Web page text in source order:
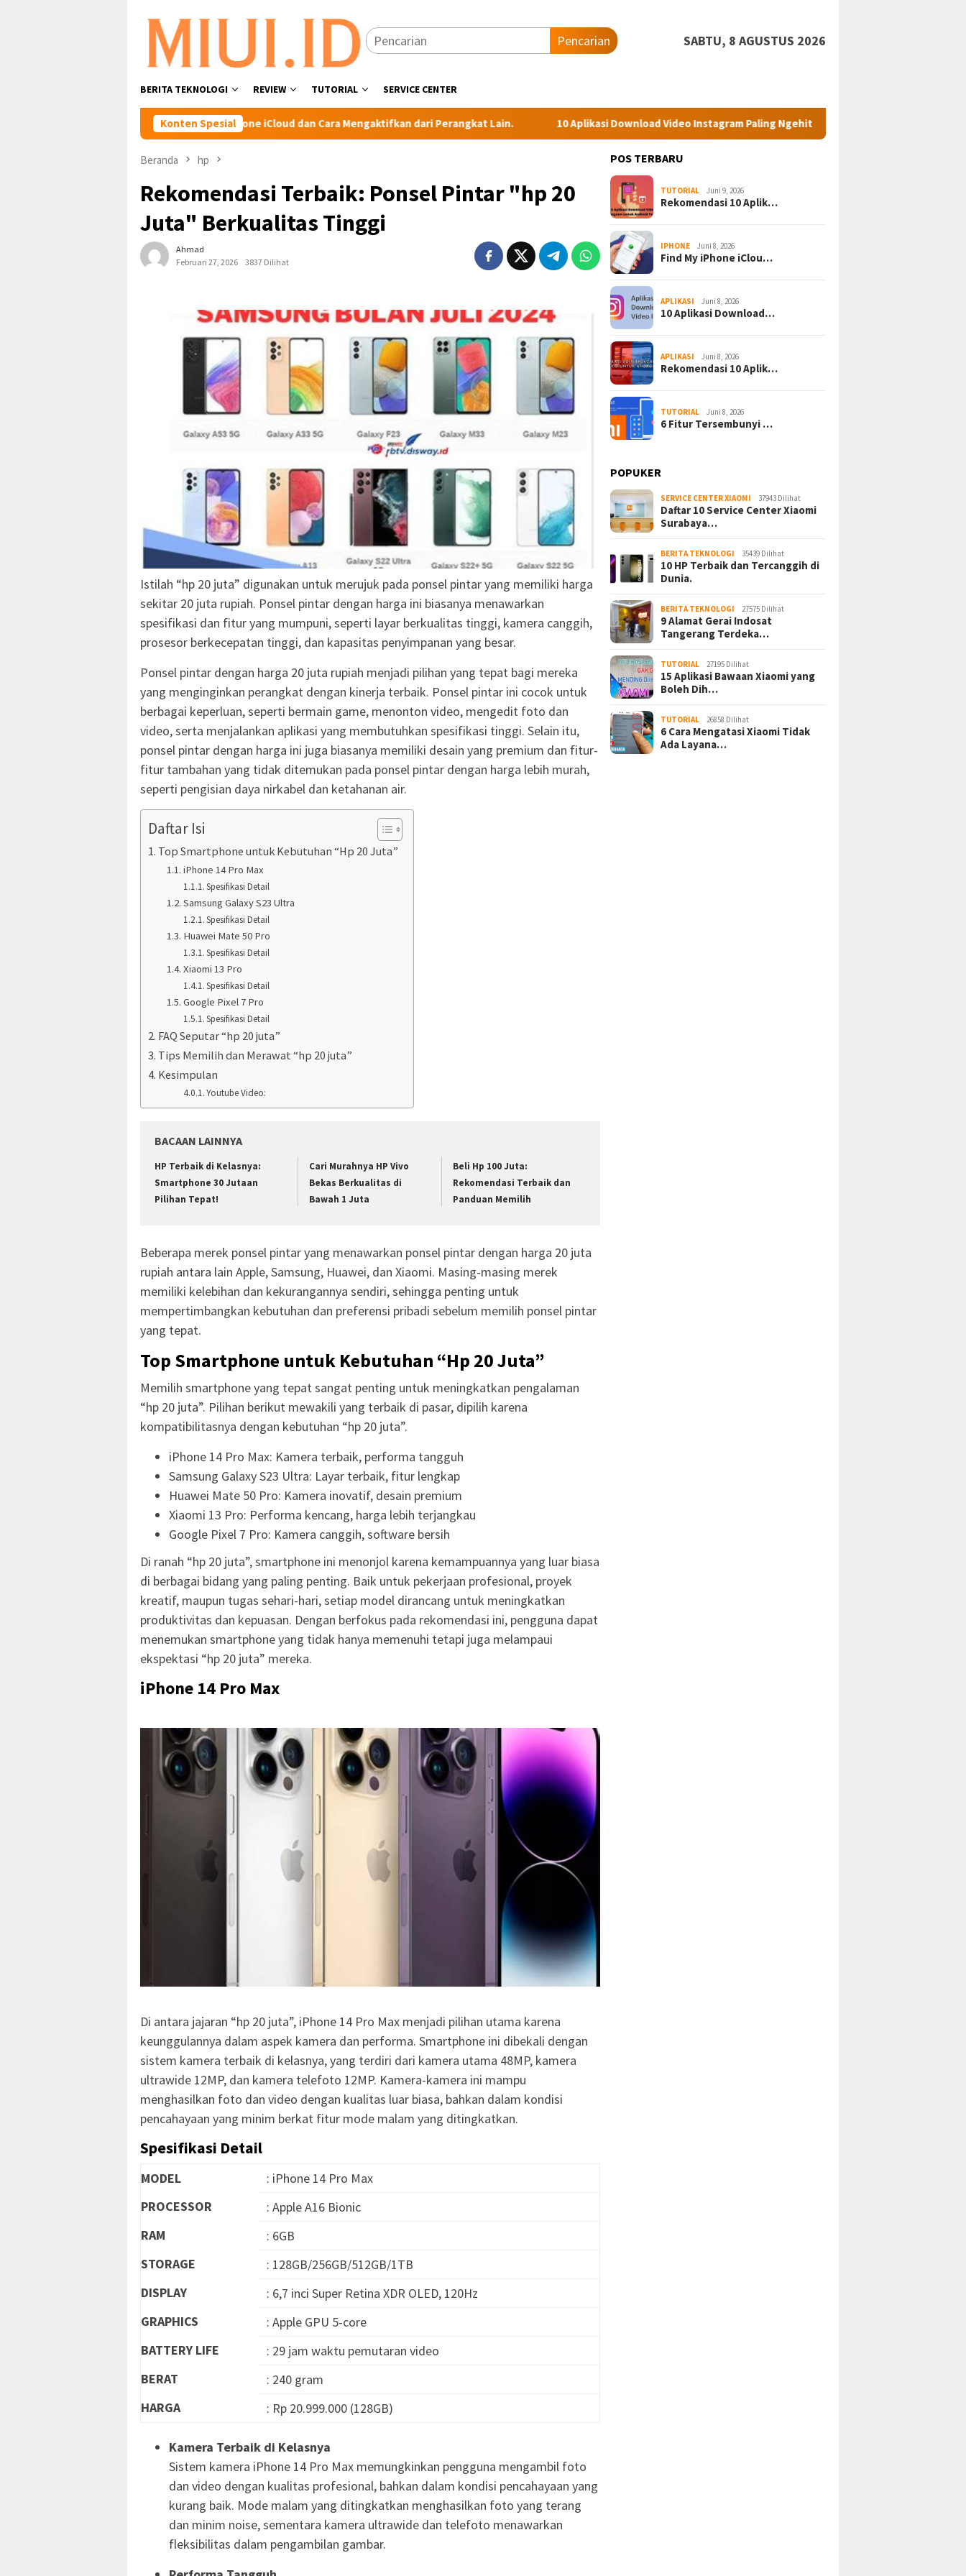
konten
Pencarian SABTU, 8 AGUSTUS 2026
BERITA TEKNOLOGI REVIEW TUTORIAL SERVICE CENTER
Konten Spesial
Find My iPhone iCloud dan Cara Mengaktifkan dari Perangkat Lain. 10 Aplikasi Download Video Instagram Paling Ngehits! Simpan Video Favoritmu Sekarang Juga!
Beranda hp
Rekomendasi Terbaik: Ponsel Pintar "hp 20
Juta" Berkualitas Tinggi
Ahmad
Februari 27, 2026
3837 Dilihat
Istilah “hp 20 juta” digunakan untuk merujuk pada ponsel pintar yang memiliki harga
sekitar 20 juta rupiah. Ponsel pintar dengan harga ini biasanya menawarkan
spesifikasi dan fitur yang mumpuni, seperti layar berkualitas tinggi, kamera canggih,
prosesor berkecepatan tinggi, dan kapasitas penyimpanan yang besar.
Ponsel pintar dengan harga 20 juta rupiah menjadi pilihan yang tepat bagi mereka
yang menginginkan perangkat dengan kinerja terbaik. Ponsel pintar ini cocok untuk
berbagai keperluan, seperti bermain game, menonton video, mengedit foto dan
video, serta menjalankan aplikasi yang membutuhkan spesifikasi tinggi. Selain itu,
ponsel pintar dengan harga ini juga biasanya memiliki desain yang premium dan fitur-
fitur tambahan yang tidak ditemukan pada ponsel pintar dengan harga lebih murah,
seperti pengisian daya nirkabel dan ketahanan air.
Daftar Isi
Top Smartphone untuk Kebutuhan “Hp 20 Juta”
iPhone 14 Pro Max
Spesifikasi Detail
Samsung Galaxy S23 Ultra
Spesifikasi Detail
Huawei Mate 50 Pro
Spesifikasi Detail
Xiaomi 13 Pro
Spesifikasi Detail
Google Pixel 7 Pro
Spesifikasi Detail
FAQ Seputar “hp 20 juta”
Tips Memilih dan Merawat “hp 20 juta”
Kesimpulan
Youtube Video:
BACAAN LAINNYA
HP Terbaik di Kelasnya:
Smartphone 30 Jutaan
Pilihan Tepat!
Cari Murahnya HP Vivo
Bekas Berkualitas di
Bawah 1 Juta
Beli Hp 100 Juta:
Rekomendasi Terbaik dan
Panduan Memilih
Beberapa merek ponsel pintar yang menawarkan ponsel pintar dengan harga 20 juta
rupiah antara lain Apple, Samsung, Huawei, dan Xiaomi. Masing-masing merek
memiliki kelebihan dan kekurangannya sendiri, sehingga penting untuk
mempertimbangkan kebutuhan dan preferensi pribadi sebelum memilih ponsel pintar
yang tepat.
Top Smartphone untuk Kebutuhan “Hp 20 Juta”
Memilih smartphone yang tepat sangat penting untuk meningkatkan pengalaman
“hp 20 juta”. Pilihan berikut mewakili yang terbaik di pasar, dipilih karena
kompatibilitasnya dengan kebutuhan “hp 20 juta”.
iPhone 14 Pro Max: Kamera terbaik, performa tangguh
Samsung Galaxy S23 Ultra: Layar terbaik, fitur lengkap
Huawei Mate 50 Pro: Kamera inovatif, desain premium
Xiaomi 13 Pro: Performa kencang, harga lebih terjangkau
Google Pixel 7 Pro: Kamera canggih, software bersih
Di ranah “hp 20 juta”, smartphone ini menonjol karena kemampuannya yang luar biasa
di berbagai bidang yang paling penting. Baik untuk pekerjaan profesional, proyek
kreatif, maupun tugas sehari-hari, setiap model dirancang untuk meningkatkan
produktivitas dan kepuasan. Dengan berfokus pada rekomendasi ini, pengguna dapat
menemukan smartphone yang tidak hanya memenuhi tetapi juga melampaui
ekspektasi “hp 20 juta” mereka.
iPhone 14 Pro Max
Di antara jajaran “hp 20 juta”, iPhone 14 Pro Max menjadi pilihan utama karena
keunggulannya dalam aspek kamera dan performa. Smartphone ini dibekali dengan
sistem kamera terbaik di kelasnya, yang terdiri dari kamera utama 48MP, kamera
ultrawide 12MP, dan kamera telefoto 12MP. Kamera-kamera ini mampu
menghasilkan foto dan video dengan kualitas luar biasa, bahkan dalam kondisi
pencahayaan yang minim berkat fitur mode malam yang ditingkatkan.
Spesifikasi Detail
MODEL
: iPhone 14 Pro Max
PROCESSOR
: Apple A16 Bionic
RAM
: 6GB
STORAGE
: 128GB/256GB/512GB/1TB
DISPLAY
: 6,7 inci Super Retina XDR OLED, 120Hz
GRAPHICS
: Apple GPU 5-core
BATTERY LIFE
: 29 jam waktu pemutaran video
BERAT
: 240 gram
HARGA
: Rp 20.999.000 (128GB)
Kamera Terbaik di Kelasnya
Sistem kamera iPhone 14 Pro Max memungkinkan pengguna mengambil foto
dan video dengan kualitas profesional, bahkan dalam kondisi pencahayaan yang
kurang baik. Mode malam yang ditingkatkan menghasilkan foto yang terang
dan minim noise, sementara kamera ultrawide dan telefoto menawarkan
fleksibilitas dalam pengambilan gambar.
POS TERBARU
TUTORIAL Juni 9, 2026
Rekomendasi 10 Aplik…
IPHONE Juni 8, 2026
Find My iPhone iClou…
APLIKASI Juni 8, 2026
10 Aplikasi Download…
APLIKASI Juni 8, 2026
Rekomendasi 10 Aplik…
TUTORIAL Juni 8, 2026
6 Fitur Tersembunyi …
POPUKER
SERVICE CENTER XIAOMI 37943 Dilihat
Daftar 10 Service Center Xiaomi
Surabaya…
BERITA TEKNOLOGI 35439 Dilihat
10 HP Terbaik dan Tercanggih di
Dunia.
BERITA TEKNOLOGI 27575 Dilihat
9 Alamat Gerai Indosat
Tangerang Terdeka…
TUTORIAL 27195 Dilihat
15 Aplikasi Bawaan Xiaomi yang
Boleh Dih…
TUTORIAL 26858 Dilihat
6 Cara Mengatasi Xiaomi Tidak
Ada Layana…